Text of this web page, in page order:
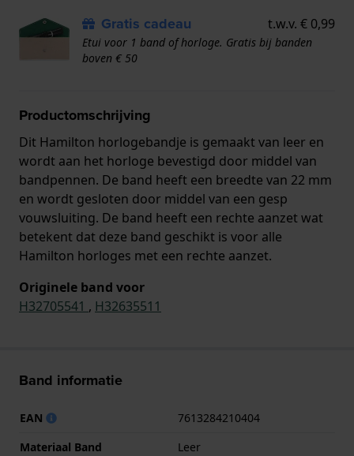
Gratis cadeau t.w.v. € 0,99
Etui voor 1 band of horloge. Gratis bij banden
boven € 50
Productomschrijving
Dit Hamilton horlogebandje is gemaakt van leer en
wordt aan het horloge bevestigd door middel van
bandpennen. De band heeft een breedte van 22 mm
en wordt gesloten door middel van een gesp
vouwsluiting. De band heeft een rechte aanzet wat
betekent dat deze band geschikt is voor alle
Hamilton horloges met een rechte aanzet.
Originele band voor
H32705541 , H32635511
Band informatie
EAN
7613284210404
Materiaal Band
Leer